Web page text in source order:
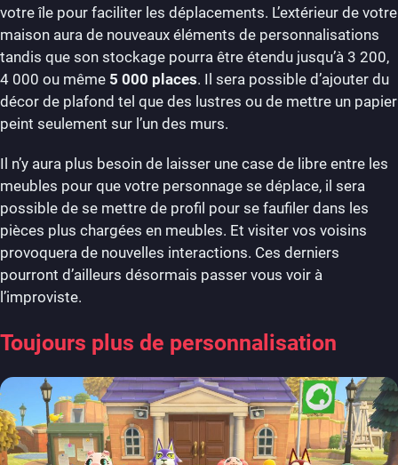
votre île pour faciliter les déplacements. L’extérieur de votre
maison aura de nouveaux éléments de personnalisations
tandis que son stockage pourra être étendu jusqu’à 3 200,
4 000 ou même 5 000 places. Il sera possible d’ajouter du
décor de plafond tel que des lustres ou de mettre un papier
peint seulement sur l’un des murs.
Il n’y aura plus besoin de laisser une case de libre entre les
meubles pour que votre personnage se déplace, il sera
possible de se mettre de profil pour se faufiler dans les
pièces plus chargées en meubles. Et visiter vos voisins
provoquera de nouvelles interactions. Ces derniers
pourront d’ailleurs désormais passer vous voir à
l’improviste.
Toujours plus de personnalisation